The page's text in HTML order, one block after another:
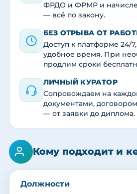
ФРДО и ФРМР и
— всё по закону.
БЕЗ ОТРЫВА ОТ
Доступ к платформе 24/
удобное время. При
продлим сроки
ЛИЧНЫЙ КУРАТОР
Сопровождаем на
документами,
— от заявки до диплома.
Кому подходит и
Должности